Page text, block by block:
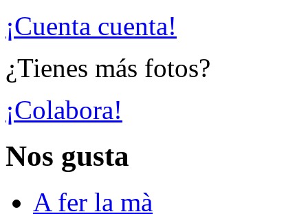
¡Cuenta cuenta!
¿Tienes más fotos?
¡Colabora!
Nos gusta
A fer la mà